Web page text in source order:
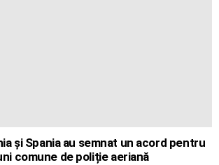
și Spania au semnat un acord pentru
comune de poliție aeriană